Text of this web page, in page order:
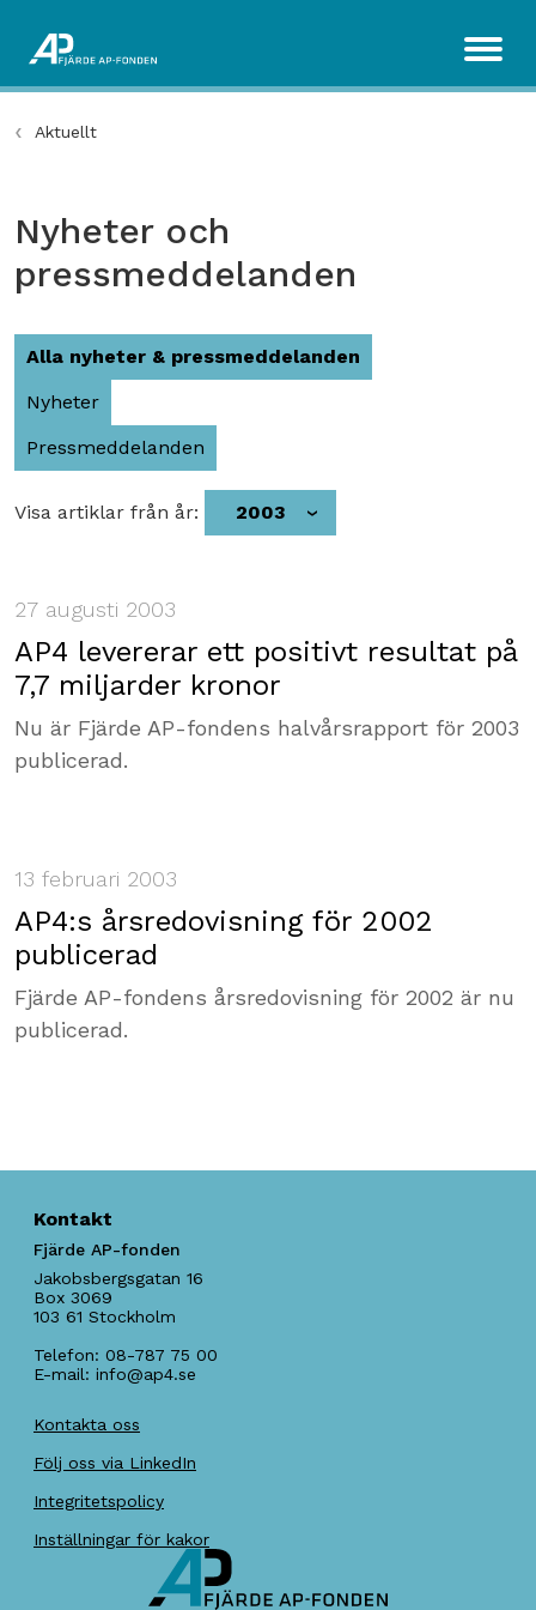
Aktuellt
Nyheter och
pressmeddelanden
Alla nyheter & pressmeddelanden
Nyheter
Pressmeddelanden
Visa artiklar från år: 2003
27 augusti 2003
AP4 levererar ett positivt resultat på
7,7 miljarder kronor
Nu är Fjärde AP-fondens halvårsrapport för 2003
publicerad.
13 februari 2003
AP4:s årsredovisning för 2002
publicerad
Fjärde AP-fondens årsredovisning för 2002 är nu
publicerad.
Kontakt
Fjärde AP-fonden
Jakobsbergsgatan 16
Box 3069
103 61 Stockholm
Telefon: 08-787 75 00
E-mail: info@ap4.se
Kontakta oss
Följ oss via LinkedIn
Integritetspolicy
Inställningar för kakor